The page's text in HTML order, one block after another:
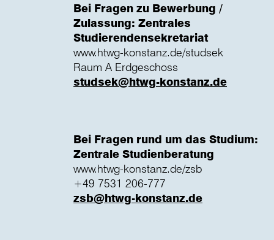
Bei Fragen zu Bewerbung /
Zulassung: Zentrales
Studierendensekretariat
www.htwg-konstanz.de/studsek
Raum A Erdgeschoss
studsek@htwg-konstanz.de
Bei Fragen rund um das Studium:
Zentrale Studienberatung
www.htwg-konstanz.de/zsb
+49 7531 206-777
zsb@htwg-konstanz.de